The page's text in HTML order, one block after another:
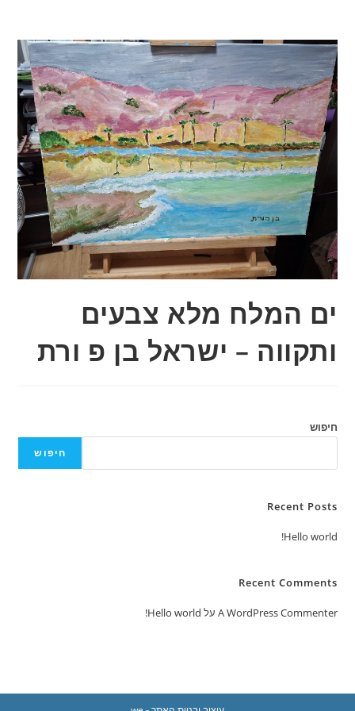
content
ים המלח מלא צבעים
ותקווה – ישראל בן פ ורת
חיפוש
חיפוש
Recent Posts
Hello world!
Recent Comments
A WordPress Commenter על Hello world!